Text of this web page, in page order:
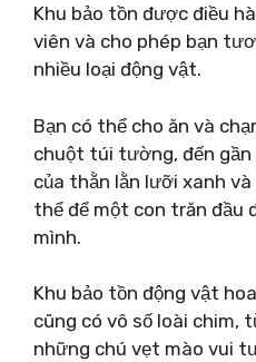
Khu bảo tồn được điều
viên và cho phép bạn
nhiều loại động vật.
Bạn có thể cho ăn và
chuột túi tường, đến gần
của thằn lằn lưỡi xanh và
thể để một con trăn đầu
mình.
Khu bảo tồn động vật
cũng có vô số loài chim,
những chú vẹt mào vui